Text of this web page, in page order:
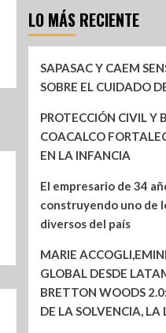
LO MÁS RECIENTE
SAPASAC Y CAEM
SOBRE EL CUIDADO
PROTECCIÓN CIVIL Y
COACALCO
EN LA INFANCIA
El empresario de 34
construyendo uno de
diversos del país
MARIE
GLOBAL DESDE
BRETTON WOODS
DE LA SOLVENCIA,